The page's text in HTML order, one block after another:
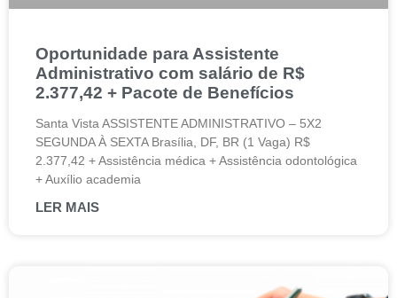
Oportunidade para Assistente
Administrativo com salário de R$
2.377,42 + Pacote de Benefícios
Santa Vista ASSISTENTE ADMINISTRATIVO – 5X2
SEGUNDA À SEXTA Brasília, DF, BR (1 Vaga) R$
2.377,42 + Assistência médica + Assistência odontológica
+ Auxílio academia
LER MAIS